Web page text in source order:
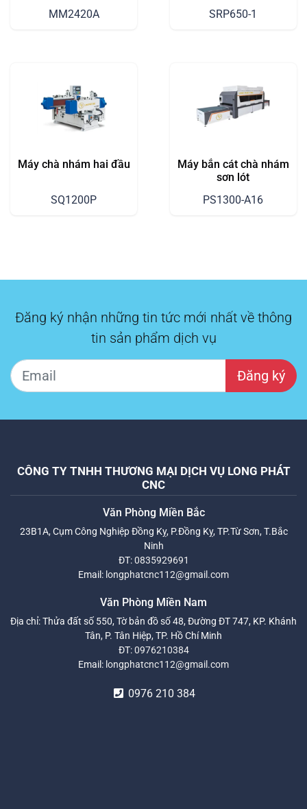
MM2420A
SRP650-1
Máy chà nhám hai đầu
SQ1200P
Máy bắn cát chà nhám
sơn lót
PS1300-A16
Đăng ký nhận những tin tức mới nhất về thông
tin sản phẩm dịch vụ
Đăng ký
CÔNG TY TNHH THƯƠNG MẠI DỊCH VỤ LONG PHÁT
CNC
Văn Phòng Miền Bắc
23B1A, Cụm Công Nghiệp Đồng Kỵ, P.Đồng Kỵ, TP.Từ Sơn, T.Bắc
Ninh
ĐT:0835929691
Email: longphatcnc112@gmail.com
Văn Phòng Miền Nam
Địa chỉ: Thửa đất số 550, Tờ bản đồ số 48, Đường ĐT 747, KP. Khánh
Tân, P. Tân Hiệp, TP. Hồ Chí Minh
ĐT:0976210384
Email: longphatcnc112@gmail.com
0976 210 384